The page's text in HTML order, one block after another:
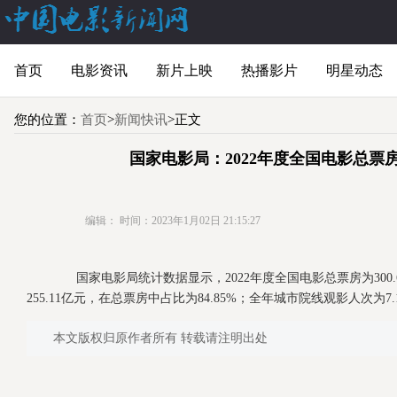
首页 电影资讯 新片上映 热播影片 明星动态
您的位置： 首页>新闻快讯>正文
国家电影局：2022年度全国电影总票
编辑： 时间：2023年1月02日 21:15:27
国家电影局统计数据显示，2022年度全国电影总票房为
255.11亿元，在总票房中占比为84.85%；全年城市院线观影人次
本文版权归原作者所有 转载请注明出处